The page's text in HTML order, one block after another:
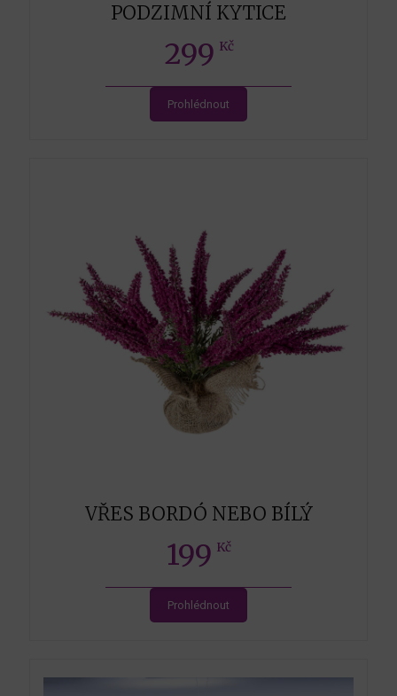
PODZIMNÍ KYTICE
299 Kč
Prohlédnout
VŘES BORDÓ NEBO BÍLÝ
199 Kč
Prohlédnout